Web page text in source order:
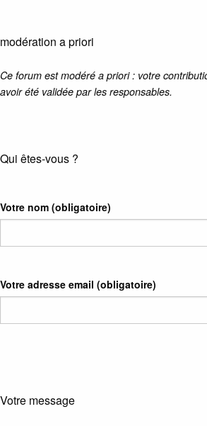
modération a priori
Ce forum est modéré a priori : votre
avoir été validée par les responsables.
Qui êtes-vous ?
Votre nom (obligatoire)
Votre adresse email (obligatoire)
Votre message